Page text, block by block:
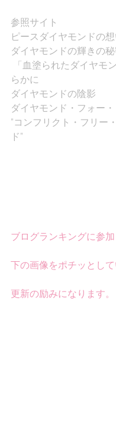
参照サイト
ピースダイヤモンドの
ダイヤモンドの輝きの
らかに
ダイヤモンドの陰影
ダイヤモンド・フォー
”コンフリクト・フリー
ド”
ブログランキングに参加
下の画像をポチッとし
更新の励みになります。